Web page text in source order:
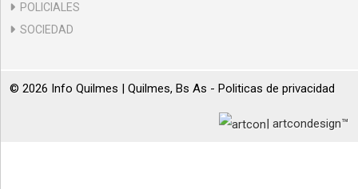
POLICIALES
SOCIEDAD
© 2026 Info Quilmes | Quilmes, Bs As - Politicas de privacidad
| artcondesign™